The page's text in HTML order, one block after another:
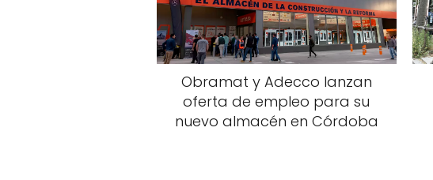
Obramat y Adecco lanzan
oferta de empleo para su
nuevo almacén en Córdoba